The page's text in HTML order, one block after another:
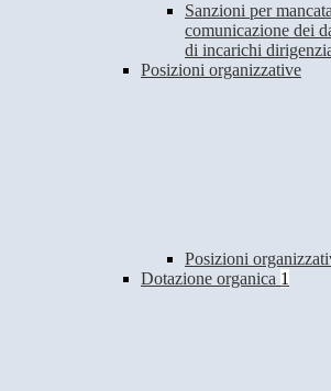
Sanzioni per
comunicazione dei
di incarichi
Posizioni organizzative
Posizioni
Dotazione organica 1